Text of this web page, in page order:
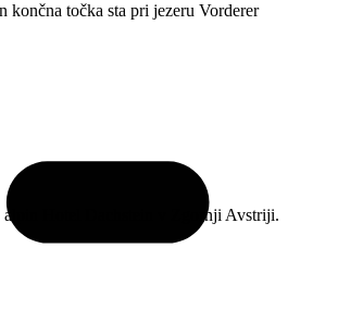
točka sta pri jezeru Vorderer
alpin Hotel Dachstein v Zgornji Avstriji.